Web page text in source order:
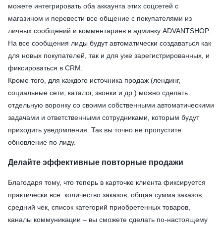
можете интегрировать оба аккаунта этих соцсетей с
магазином и перевести все общение с покупателями из
личных сообщений и комментариев в админку ADVANTSHOP.
На все сообщения лиды будут автоматически создаваться как
для новых покупателей, так и для уже зарегистрированных, и
фиксироваться в CRM.
Кроме того, для каждого источника продаж (лендинг,
социальные сети, каталог, звонки и др.) можно сделать
отдельную воронку со своими собственными автоматическими
задачами и ответственными сотрудниками, которым будут
приходить уведомления. Так вы точно не пропустите
обновление по лиду.
Делайте эффективные повторные продажи
Благодаря тому, что теперь в карточке клиента фиксируется
практически все: количество заказов, общая сумма заказов,
средний чек, список категорий приобретенных товаров,
каналы коммуникации – вы сможете сделать по-настоящему